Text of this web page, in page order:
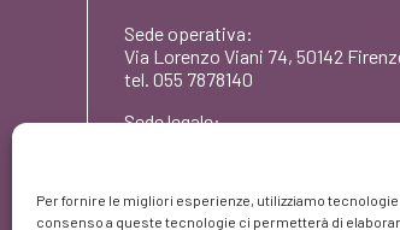
Per fornire le migliori esperienze, utilizziamo
consenso a queste tecnologie ci permetterà di
Sede operativa:
Via Lorenzo Viani 74, 50142
tel. 055 7878140
Sede legale:
Partita IVA: 06261420480